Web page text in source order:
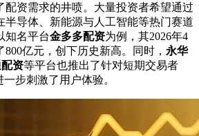
配资需求的井喷。大量投资者希望通过
半导体、新能源与人工智能等热门赛道
知名平台金多多配资为例，其2026年4
亿元，创下历史新高。同时， 永华
资等平台也推出了针对短期交易者
步刺激了用户体验。